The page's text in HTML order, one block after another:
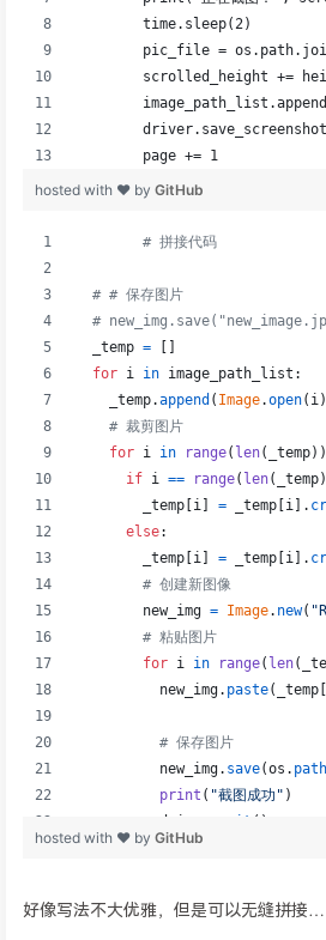
好像写法不大优雅，但是可以无缝拼接…